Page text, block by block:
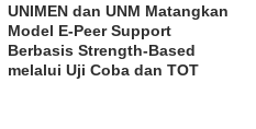
UNIMEN dan UNM Matangkan
Model E-Peer Support
Berbasis Strength-Based
melalui Uji Coba dan TOT